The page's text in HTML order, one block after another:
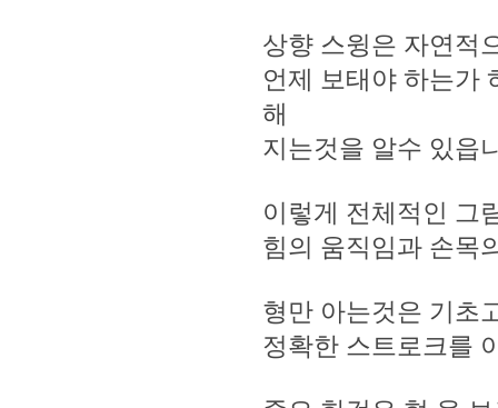
상향 스윙은 자연적
언제 보태야 하는가
해
지는것을 알수 있읍
이렇게 전체적인 그
힘의 움직임과 손목
형만 아는것은 기초
정확한 스트로크를